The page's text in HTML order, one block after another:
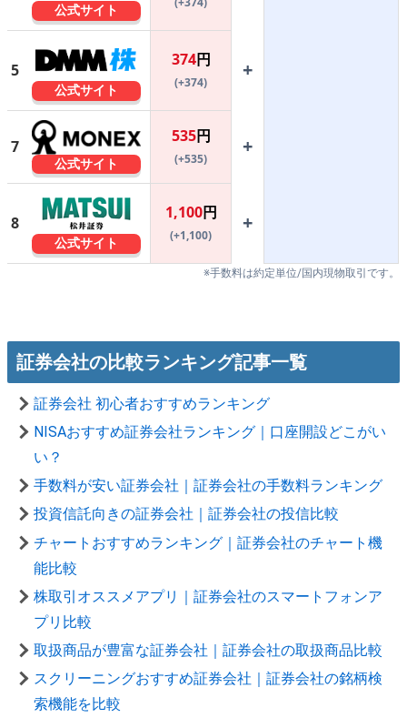
公式サイト
5
公式サイト
374円
(+374)
+
7
公式サイト
535円
(+535)
+
8
公式サイト
1,100円
(+1,100)
+
※手数料は約定単位/国内現物取引です。
証券会社の比較ランキング記事一覧
証券会社 初心者おすすめランキング
NISAおすすめ証券会社ランキング｜口座開設どこがい
い？
手数料が安い証券会社｜証券会社の手数料ランキング
投資信託向きの証券会社｜証券会社の投信比較
チャートおすすめランキング｜証券会社のチャート機
能比較
株取引オススメアプリ｜証券会社のスマートフォンア
プリ比較
取扱商品が豊富な証券会社｜証券会社の取扱商品比較
スクリーニングおすすめ証券会社｜証券会社の銘柄検
索機能を比較